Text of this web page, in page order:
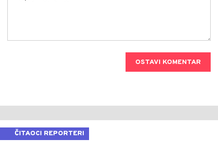
OSTAVI KOMENTAR
ČITAOCI REPORTERI